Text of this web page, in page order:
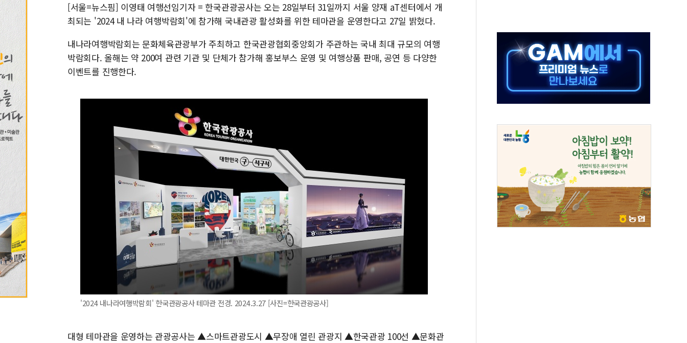
트럼프 "금리 내려야"…파월 때와 달리 워시엔 톤 낮춰
특정 정치인 측근 포항시 정책특보 내정설...포항시 '시끌'
李 "해남 태양광, 대한민국 다음 100년 밑거름…수도권 집중 완화 전환점"
李 대통령, '6시간 마라톤 부동산 2차 회의' 주재… "전폭적 공급 확대·속도전 총력"
이란와이어 "이란 최고지도자 위독…곧 사망해도 놀랍지 않아"
[인도증시] 중동 불안 속 유가 상승에 소폭 하락...금융주 낙폭 커
[서울=뉴스핌] 이영태 여행선임기자 = 한국관광공사는 오는 28일부터 31일까지 서울 양재 aT센터에서 개
최되는 '2024 내 나라 여행박람회'에 참가해 국내관광 활성화를 위한 테마관을 운영한다고 27일 밝혔다.
내나라여행박람회는 문화체육관광부가 주최하고 한국관광협회중앙회가 주관하는 국내 최대 규모의 여행
박람회다. 올해는 약 200여 관련 기관 및 단체가 참가해 홍보부스 운영 및 여행상품 판매, 공연 등 다양한
이벤트를 진행한다.
'2024 내나라여행박람회' 한국관광공사 테마관 전경. 2024.3.27 [사진=한국관광공사]
대형 테마관을 운영하는 관광공사는 ▲스마트관광도시 ▲무장애 열린 관광지 ▲한국관광 100선 ▲문화관